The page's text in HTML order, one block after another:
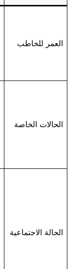
العمر للخاطب
الحالات الخاصة
الحالة الاجتماعية